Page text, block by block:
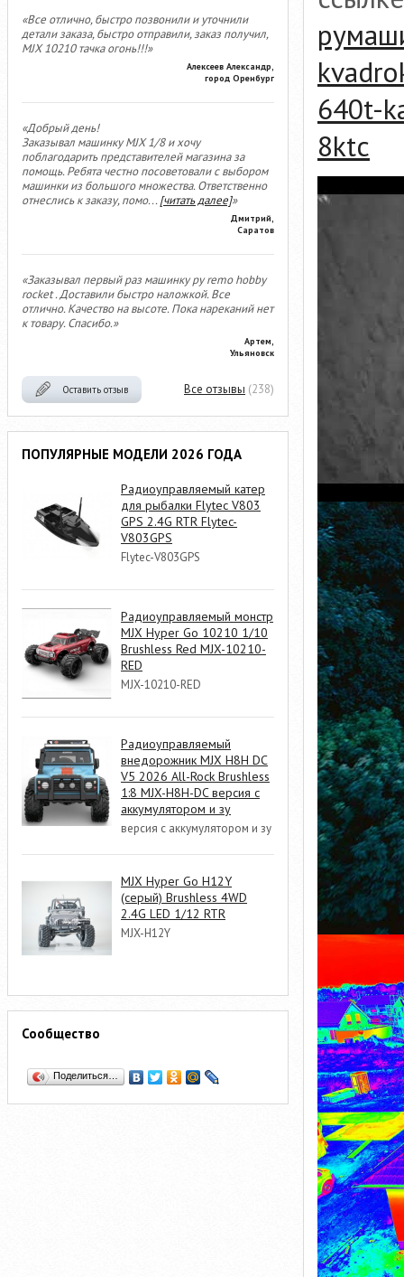
«Все отлично, быстро позвонили и уточнили
детали заказа, быстро отправили, заказ получил,
MJX 10210 тачка огонь!!!»
Алексеев Александр,
город Оренбург
«Добрый день!
Заказывал машинку MJX 1/8 и хочу
поблагодарить представителей магазина за
помощь. Ребята честно посоветовали с выбором
машинки из большого множества. Ответственно
отнеслись к заказу, помо...[читать далее]»
Дмитрий,
Саратов
«Заказывал первый раз машинку ру remo hobby
rocket . Доставили быстро наложкой. Все
отлично. Качество на высоте. Пока нареканий нет
к товару. Спасибо.»
Артем,
Ульяновск
Оставить отзыв Все отзывы (238)
ПОПУЛЯРНЫЕ МОДЕЛИ 2026 ГОДА
Радиоуправляемый катер
для рыбалки Flytec V803
GPS 2.4G RTR Flytec-
V803GPS
Flytec-V803GPS
Радиоуправляемый монстр
MJX Hyper Go 10210 1/10
Brushless Red MJX-10210-
RED
MJX-10210-RED
Радиоуправляемый
внедорожник MJX H8H DC
V5 2026 All-Rock Brushless
1:8 MJX-H8H-DC версия с
аккумулятором и зу
версия с аккумулятором и зу
MJX Hyper Go H12Y
(серый) Brushless 4WD
2.4G LED 1/12 RTR
MJX-H12Y
Сообщество
Поделиться…
640t-
8ktc